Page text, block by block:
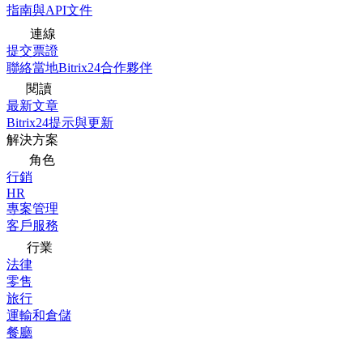
指南與API文件
連線
提交票證
聯絡當地Bitrix24合作夥伴
閱讀
最新文章
Bitrix24提示與更新
解決方案
角色
行銷
HR
專案管理
客戶服務
行業
法律
零售
旅行
運輸和倉儲
餐廳